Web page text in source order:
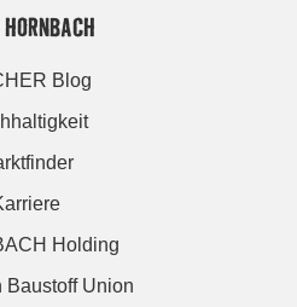
Blog
Holding
Baustoff Union